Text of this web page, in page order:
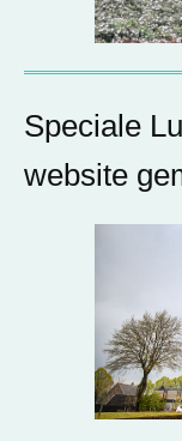
Speciale
website